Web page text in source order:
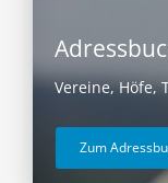
Vereine, Höfe,
Zum